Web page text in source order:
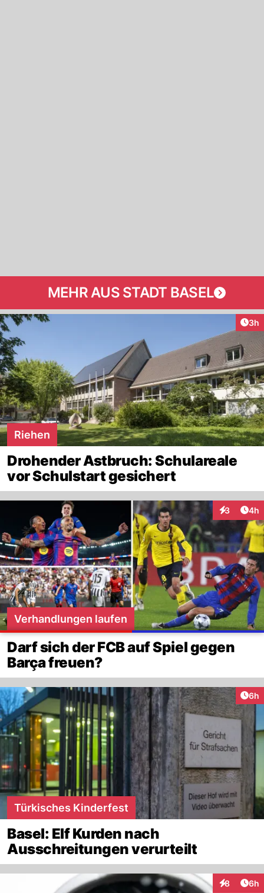
MEHR AUS STADT BASEL
3h
Riehen
Drohender Astbruch: Schulareale
vor Schulstart gesichert
3 4h
Verhandlungen laufen
Darf sich der FCB auf Spiel gegen
Barça freuen?
6h
Türkisches Kinderfest
Basel: Elf Kurden nach
Ausschreitungen verurteilt
8 6h